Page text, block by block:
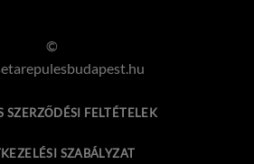
©
SZERZŐDÉSI FELTÉTELEK
SZABÁLYZAT